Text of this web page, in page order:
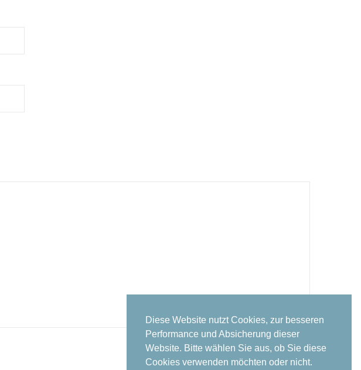
Diese Website nutzt Cookies, zur besseren
Performance und Absicherung dieser
Website. Bitte wählen Sie aus, ob Sie diese
Cookies verwenden möchten oder nicht.